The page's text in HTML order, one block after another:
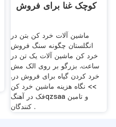
کوچک غنا برای فروش
ماشین آلات خرد کن بتن در
انگلستان چگونه سنگ فروش
خرد کن ماشین آلات یک تن در
ساعت. بزرگو بر روی الک مش
خرد کردن گیاه برای فروش در.
>> نگاه هزینه ماشین خرد کن
فک در آهنگqzsaa و تامین
کنندگان .